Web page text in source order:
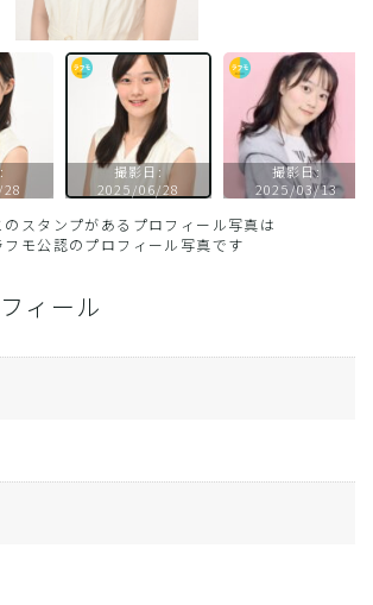
撮影日:
2025/06/28
撮影日:
2025/03/13
のスタンプがあるプロフィール写真は
フモ公認のプロフィール写真です
ィール